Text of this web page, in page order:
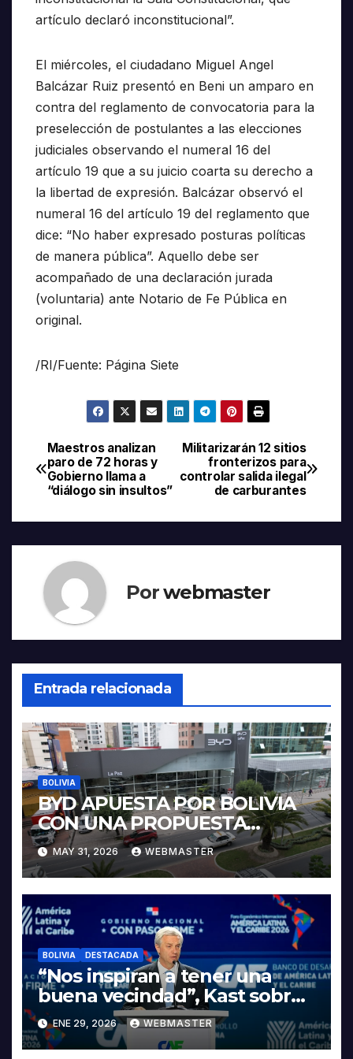
artículo declaró inconstitucional”.
El miércoles, el ciudadano Miguel Angel
Balcázar Ruiz presentó en Beni un amparo en
contra del reglamento de convocatoria para la
preselección de postulantes a las elecciones
judiciales observando el numeral 16 del
artículo 19 que a su juicio coarta su derecho a
la libertad de expresión. Balcázar observó el
numeral 16 del artículo 19 del reglamento que
dice: “No haber expresado posturas políticas
de manera pública”. Aquello debe ser
acompañado de una declaración jurada
(voluntaria) ante Notario de Fe Pública en
original.
/RI/Fuente: Página Siete
Navegación
de
entradas
Militarizarán 12 sitios
fronterizos para
controlar salida ilegal
de carburantes
Maestros analizan
paro de 72 horas y
Gobierno llama a
“diálogo sin insultos”
Porwebmaster
Entrada relacionada
BOLIVIA
BYD APUESTA POR BOLIVIA
CON UNA PROPUESTA
INTEGRAL PARA IMPULSAR
LA ELECTROMOVILIDAD Y LA
INDUSTRIALIZACIÓN DEL
LITIO
MAY 31, 2026 WEBMASTER
BOLIVIA DESTACADA
“Nos inspiran a tener una
buena vecindad”, Kast sobre
discurso del presidente
Rodrigo Paz
ENE 29, 2026 WEBMASTER